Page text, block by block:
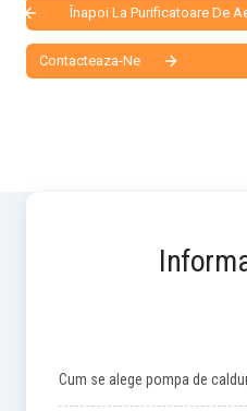
Înapoi La Purificatoare De
Contacteaza-Ne
Cum se alege pompa de